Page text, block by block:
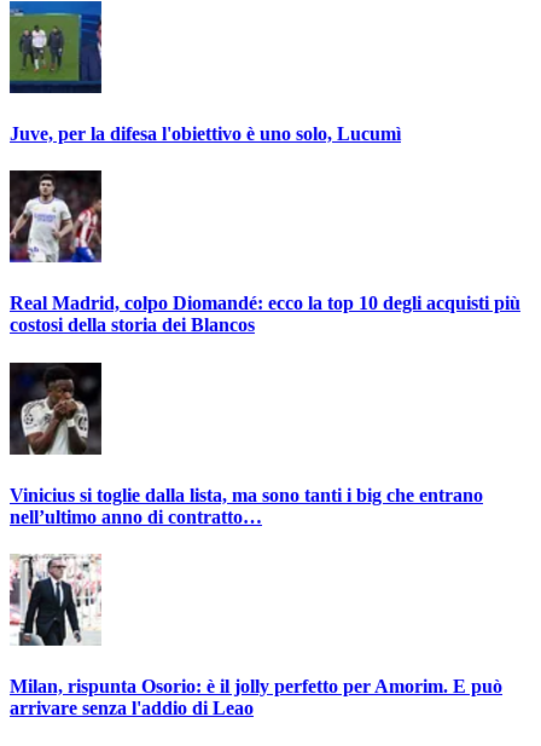
Juve, per la difesa l'obiettivo è uno solo, Lucumì
Real Madrid, colpo Diomandé: ecco la top 10 degli acquisti più
costosi della storia dei Blancos
Vinicius si toglie dalla lista, ma sono tanti i big che entrano
nell’ultimo anno di contratto…
Milan, rispunta Osorio: è il jolly perfetto per Amorim. E può
arrivare senza l'addio di Leao